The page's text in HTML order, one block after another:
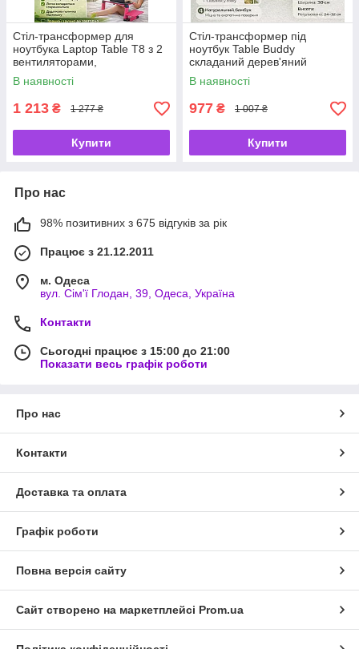
Стіл-трансформер для
ноутбука Laptop Table T8 з 2
вентиляторами,
регулюванням та розміром
48×26 см
В наявності
1 213 ₴ 1 277 ₴
Купити
Стіл-трансформер під
ноутбук Table Buddy
складаний дерев'яний
В наявності
977 ₴ 1 007 ₴
Купити
Про нас
98% позитивних з 675 відгуків за рік
Працює з 21.12.2011
м. Одеса
вул. Сім'ї Глодан, 39, Одеса, Україна
Контакти
Сьогодні працює з 15:00 до 21:00
Показати весь графік роботи
Про нас
Контакти
Доставка та оплата
Графік роботи
Повна версія сайту
Сайт створено на маркетплейсі Prom.ua